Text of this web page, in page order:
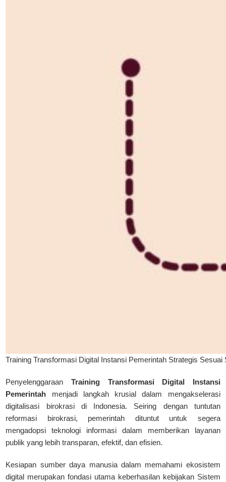
Training Transformasi Digital Instansi Pemerintah Strategis Sesuai
Penyelenggaraan Training Transformasi Digital Instansi
Pemerintah menjadi langkah krusial dalam mengakselerasi
digitalisasi birokrasi di Indonesia. Seiring dengan tuntutan
reformasi birokrasi, pemerintah dituntut untuk segera
mengadopsi teknologi informasi dalam memberikan layanan
publik yang lebih transparan, efektif, dan efisien.
Kesiapan sumber daya manusia dalam memahami ekosistem
digital merupakan fondasi utama keberhasilan kebijakan Sistem